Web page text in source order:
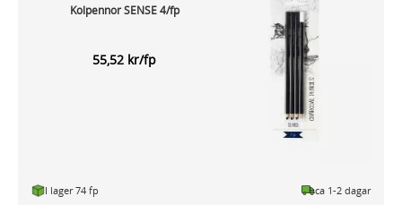
Kolpennor SENSE 4/fp
55,52 kr/fp
I lager 74 fp ca 1-2 dagar